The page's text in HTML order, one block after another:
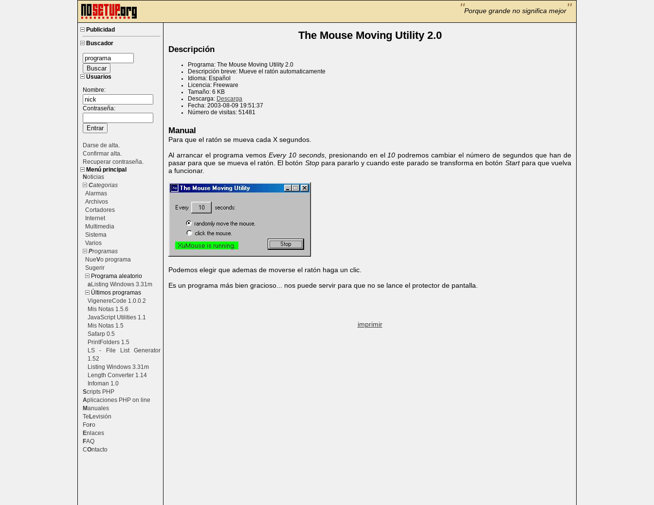
Porque grande no significa mejor
Publicidad
Buscador
Usuarios
Nombre:
Contraseña:
Darse de alta
Confirmar alta
Recuperar contraseña
Menú principal
Noticias
Categorias
Alarmas
Archivos
Cortadores
Internet
Multimedia
Sistema
Varios
Programas
NueVo programa
Sugerir
Programa aleatorio
aListing Windows 3.31m
Últimos programas
VigenereCode 1.0.0.2
Mis Notas 1.5.6
JavaScript Utilities 1.1
Mis Notas 1.5
Safarp 0.5
PrintFolders 1.5
LS - File List Generator
1.52
Listing Windows 3.31m
Length Converter 1.14
Infoman 1.0
Scripts PHP
Aplicaciones PHP on line
Manuales
TeLevisión
Foro
Enlaces
FAQ
COntacto
The Mouse Moving Utility 2.0
Descripción
Programa: The Mouse Moving Utility 2.0
Descripción breve: Mueve el ratón automaticamente
Idioma: Español
Licencia: Freeware
Tamaño: 6 KB
Descarga: Descarga
Fecha: 2003-08-09 19:51:37
Número de visitas: 51481
Manual
Para que el ratón se mueva cada X segundos.
Al arrancar el programa vemos Every 10 seconds, presionando en el 10 podremos cambiar el número de segundos que han de
pasar para que se mueva el ratón. El botón Stoppara pararlo y cuando este parado se transforma en botón Startpara que vuelva
a funcionar.
Podemos elegir que ademas de moverse el ratón haga un clic.
Es un programa más bien gracioso... nos puede servir para que no se lance el protector de pantalla.
imprimir